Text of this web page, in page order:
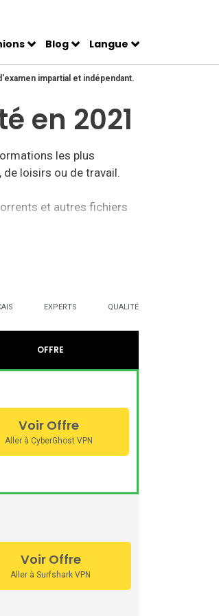
Blog Langue
impartial et indépendant.
en 2021
les plus
loisirs ou de travail.
et autres fichiers
les plus populaires
les téléphones
EXPERTS QUALITÉ
OFFRE
Voir Offre
Aller à CyberGhost VPN
Voir Offre
Aller à Surfshark VPN